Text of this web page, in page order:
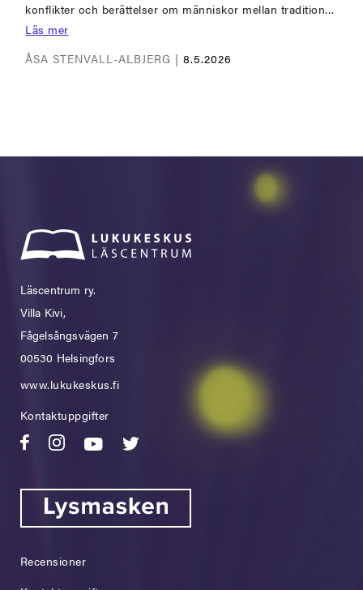
konflikter och berättelser om människor mellan tradition…
Läs mer
ÅSA STENVALL-ALBJERG |8.5.2026
Läscentrum ry.
Villa Kivi,
Fågelsångsvägen 7
00530 Helsingfors
www.lukukeskus.fi
Kontaktuppgifter
Recensioner